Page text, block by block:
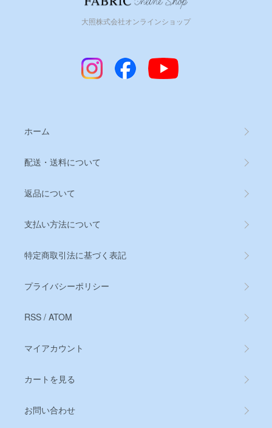
大照株式会社オンラインショップ
ホーム
配送・送料について
返品について
支払い方法について
特定商取引法に基づく表記
プライバシーポリシー
RSS / ATOM
マイアカウント
カートを見る
お問い合わせ